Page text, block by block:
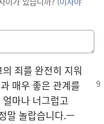
죄를 완전히 지워
매우 좋은 관계를
마나 너그럽고
말 놀랍습니다.—